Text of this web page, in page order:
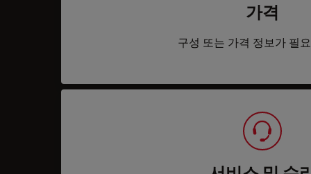
가격
구성 또는 가격 정보가 필